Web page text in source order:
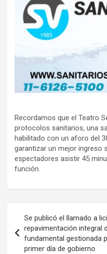
Recordamos que el Teatro
protocolos sanitarios, una
habilitado con un aforo del
garantizar un mejor ingreso
espectadores asistir 45
función.
de
entradas
Se publicó el llamado a
repavimentación integral
fundamental gestionada
primer día de gobierno